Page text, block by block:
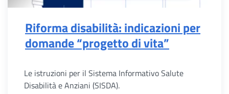
Riforma disabilità: indicazioni per
domande “progetto di vita”
Le istruzioni per il Sistema Informativo Salute
Disabilità e Anziani (SISDA).